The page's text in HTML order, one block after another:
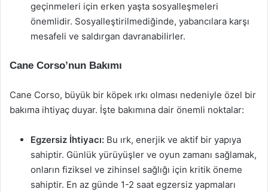
geçinmeleri için erken yaşta sosyalleşmeleri
önemlidir. Sosyalleştirilmediğinde, yabancılara karşı
mesafeli ve saldırgan davranabilirler.
Cane Corso’nun Bakımı
Cane Corso, büyük bir köpek ırkı olması nedeniyle özel bir
bakıma ihtiyaç duyar. İşte bakımına dair önemli noktalar:
Egzersiz İhtiyacı: Bu ırk, enerjik ve aktif bir yapıya
sahiptir. Günlük yürüyüşler ve oyun zamanı sağlamak,
onların fiziksel ve zihinsel sağlığı için kritik öneme
sahiptir. En az günde 1-2 saat egzersiz yapmaları